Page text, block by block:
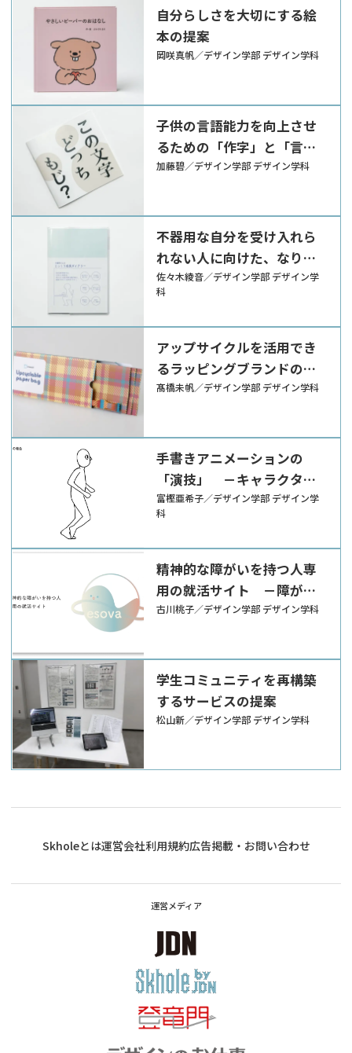
自分らしさを大切にする絵
本の提案
岡咲真帆／デザイン学部 デザイン学科
子供の言語能力を向上させ
るための「作字」と「言葉
遊び」を活用した本の提案
加藤碧／デザイン学部 デザイン学科
不器用な自分を受け入れら
れない人に向けた、なりた
い自分に近づくためのツー
ルの提案
佐々木綾音／デザイン学部 デザイン学
科
アップサイクルを活用でき
るラッピングブランドの提
案
髙橋未帆／デザイン学部 デザイン学科
手書きアニメーションの
「演技」 －キャラクター
性を深める動きの考察－
富樫亜希子／デザイン学部 デザイン学
科
精神的な障がいを持つ人専
用の就活サイト －障がい
を抱えていても一般雇用で
ようにしたいという思い－
古川桃子／デザイン学部 デザイン学科
学⽣コミュニティを再構築
するサービスの提案
松山新／デザイン学部 デザイン学科
Skholeとは運営会社利用規約広告掲載・お問い合わせ
運営メディア